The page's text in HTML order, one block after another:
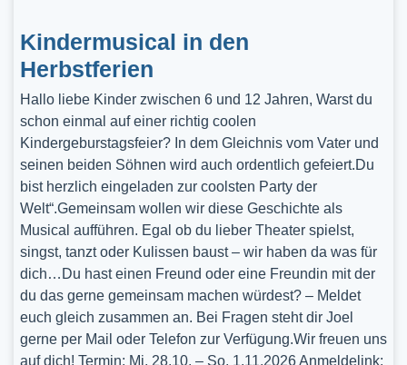
Kindermusical in den
Herbstferien
Hallo liebe Kinder zwischen 6 und 12 Jahren, Warst du
schon einmal auf einer richtig coolen
Kindergeburstagsfeier? In dem Gleichnis vom Vater und
seinen beiden Söhnen wird auch ordentlich gefeiert.Du
bist herzlich eingeladen zur coolsten Party der
Welt“.Gemeinsam wollen wir diese Geschichte als
Musical aufführen. Egal ob du lieber Theater spielst,
singst, tanzt oder Kulissen baust – wir haben da was für
dich…Du hast einen Freund oder eine Freundin mit der
du das gerne gemeinsam machen würdest? – Meldet
euch gleich zusammen an. Bei Fragen steht dir Joel
gerne per Mail oder Telefon zur Verfügung.Wir freuen uns
auf dich! Termin: Mi, 28.10. – So, 1.11.2026 Anmeldelink: